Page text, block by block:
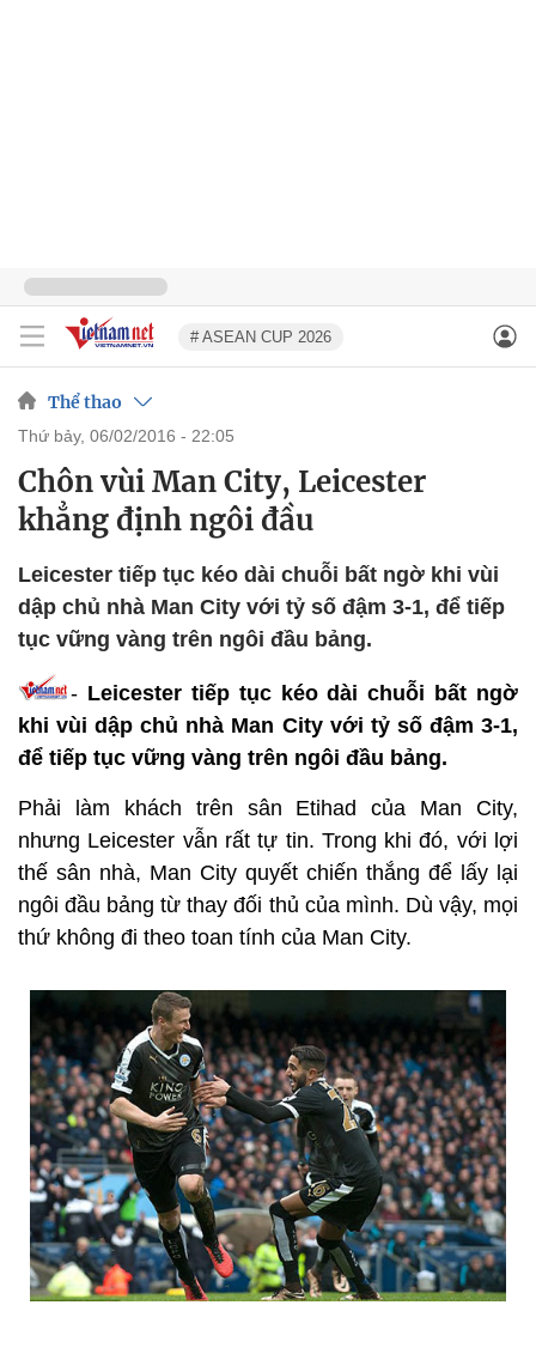
# ASEAN CUP 2026
Thể thao
thứ bảy, 06/02/2016 - 22:05
Chôn vùi Man City, Leicester
khẳng định ngôi đầu
Leicester tiếp tục kéo dài chuỗi bất ngờ khi vùi
dập chủ nhà Man City với tỷ số đậm 3-1, để tiếp
tục vững vàng trên ngôi đầu bảng.
- Leicester tiếp tục kéo dài chuỗi bất ngờ
khi vùi dập chủ nhà Man City với tỷ số đậm 3-1,
để tiếp tục vững vàng trên ngôi đầu bảng.
Phải làm khách trên sân Etihad của Man City,
nhưng Leicester vẫn rất tự tin. Trong khi đó, với lợi
thế sân nhà, Man City quyết chiến thắng để lấy lại
ngôi đầu bảng từ thay đối thủ của mình. Dù vậy, mọi
thứ không đi theo toan tính của Man City.